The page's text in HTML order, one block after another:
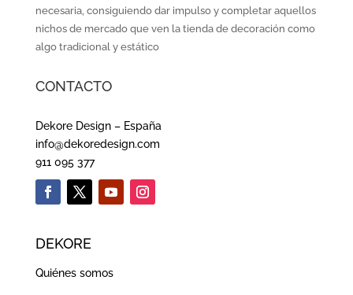
necesaria, consiguiendo dar impulso y completar aquellos
nichos de mercado que ven la tienda de decoración como
algo tradicional y estático
CONTACTO
Dekore Design – España
info@dekoredesign.com
911 095 377
DEKORE
Quiénes somos